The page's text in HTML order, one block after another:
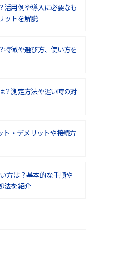
活用例や導入に必要なも
ットを解説
特徴や選び方、使い方を
？測定方法や遅い時の対
ト・デメリットや接続方
方は？基本的な手順や
法を紹介